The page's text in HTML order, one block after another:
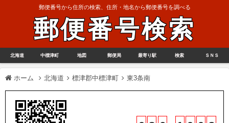
郵便番号から住所の検索、住所・地名から郵便番号を調べる
郵便番号検索
北海道 中標津町 地図 郵便局 最寄り駅 検索 ＳＮＳ
ホーム 北海道 標津郡中標津町 東3条南